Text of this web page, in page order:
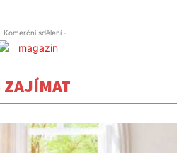
Komerční sdělení -
ZAJÍMAT